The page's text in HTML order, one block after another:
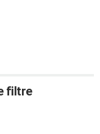
filtre